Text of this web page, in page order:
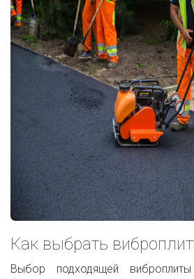
Как выбрать
Выбор подходящей